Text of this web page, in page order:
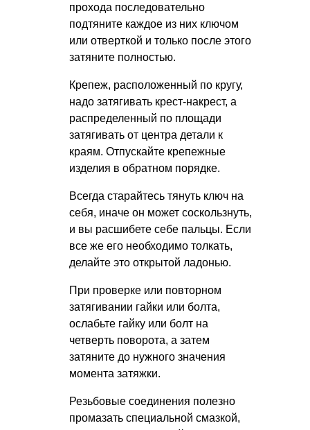
прохода последовательно
подтяните каждое из них ключом
или отверткой и только после этого
затяните полностью.
Крепеж, расположенный по кругу,
надо затягивать крест-накрест, а
распределенный по площади
затягивать от центра детали к
краям. Отпускайте крепежные
изделия в обратном порядке.
Всегда старайтесь тянуть ключ на
себя, иначе он может соскользнуть,
и вы расшибете себе пальцы. Если
все же его необходимо толкать,
делайте это открытой ладонью.
При проверке или повторном
затягивании гайки или болта,
ослабьте гайку или болт на
четверть поворота, а затем
затяните до нужного значения
момента затяжки.
Резьбовые соединения полезно
промазать специальной смазкой,